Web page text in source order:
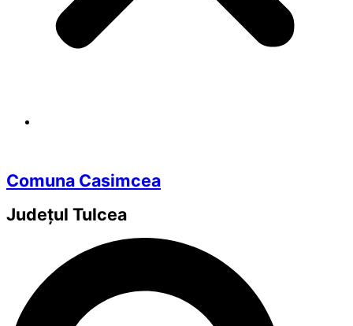
Comuna Casimcea
Județul Tulcea